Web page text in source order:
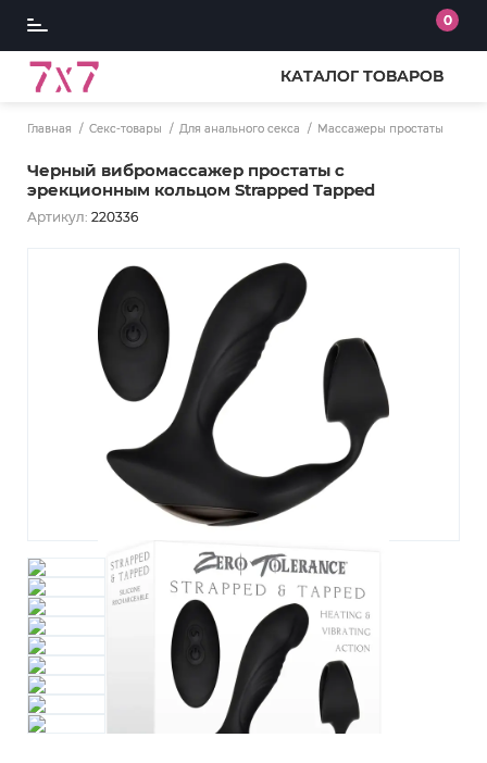
0
КАТАЛОГ ТОВАРОВ
Главная Секс-товары Для анального секса Массажеры простаты
Черный вибромассажер простаты с
эрекционным кольцом Strapped Tapped
Артикул: 220336